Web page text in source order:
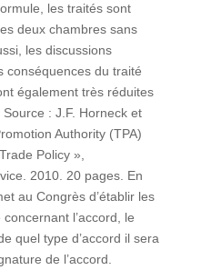
les traités sont
deux chambres sans
les discussions
conséquences du traité
également très réduites
: J.F. Horneck et
Authority (TPA)
Policy »,
2010. 20 pages. En
au Congrès d’établir les
l’accord, le
quel type d’accord il sera
de l’accord.